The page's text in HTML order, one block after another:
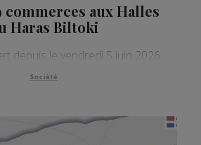
commerces aux Halles
Haras Biltoki
depuis le vendredi 5 juin 2026.
Société